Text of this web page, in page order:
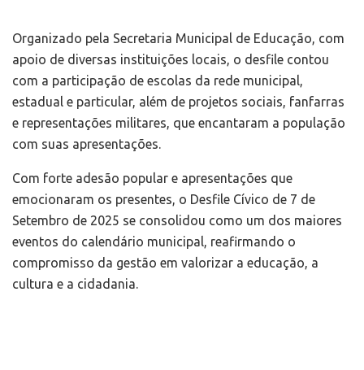
Organizado pela Secretaria Municipal de Educação, com
apoio de diversas instituições locais, o desfile contou
com a participação de escolas da rede municipal,
estadual e particular, além de projetos sociais, fanfarras
e representações militares, que encantaram a população
com suas apresentações.
Com forte adesão popular e apresentações que
emocionaram os presentes, o Desfile Cívico de 7 de
Setembro de 2025 se consolidou como um dos maiores
eventos do calendário municipal, reafirmando o
compromisso da gestão em valorizar a educação, a
cultura e a cidadania.